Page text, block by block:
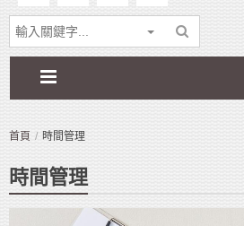
首頁 時間管理
時間管理